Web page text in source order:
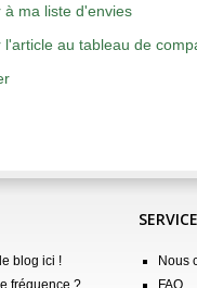
à ma liste d'envies
l'article au tableau de
blog ici !
fréquence ?
Nous
FAQ